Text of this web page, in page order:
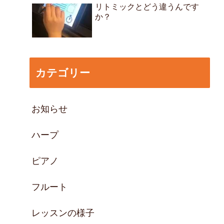
リトミックとどう違うんです
か？
カテゴリー
お知らせ
ハープ
ピアノ
フルート
レッスンの様子